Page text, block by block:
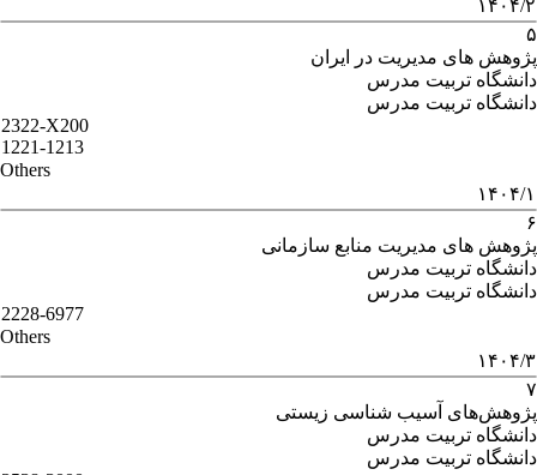
۱۴۰۴/۲
۵
پژوهش های مدیریت در ایران
دانشگاه تربیت مدرس
دانشگاه تربیت مدرس
2322-X200
1221-1213
Others
۱۴۰۴/۱
۶
پژوهش های مدیریت منابع سازمانی
دانشگاه تربیت مدرس
دانشگاه تربیت مدرس
2228-6977
Others
۱۴۰۴/۳
۷
پژوهش‌های آسیب‌ شناسی زیستی
دانشگاه تربیت مدرس
دانشگاه تربیت مدرس